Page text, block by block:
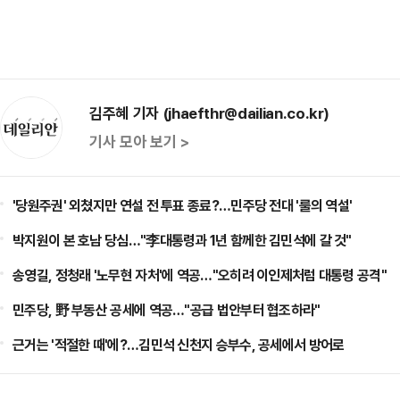
김주혜 기자 (jhaefthr@dailian.co.kr)
기사 모아 보기 >
'당원주권' 외쳤지만 연설 전 투표 종료?…민주당 전대 '룰의 역설'
박지원이 본 호남 당심…"李대통령과 1년 함께한 김민석에 갈 것"
송영길, 정청래 '노무현 자처'에 역공…"오히려 이인제처럼 대통령 공격"
민주당, 野 부동산 공세에 역공…"공급 법안부터 협조하라"
근거는 '적절한 때'에?…김민석 신천지 승부수, 공세에서 방어로